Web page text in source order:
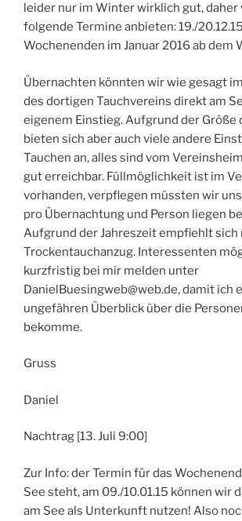
leider nur im Winter wirklich gut, daher
folgende Termine anbieten: 19./
Wochenenden im Januar 2016 ab dem
Übernachten könnten wir wie gesagt
des dortigen Tauchvereins direkt am
eigenem Einstieg. Aufgrund der Größe
bieten sich aber auch viele andere
Tauchen an, alles sind vom
gut erreichbar. Füllmöglichkeit ist im
vorhanden, verpflegen müssten wir
pro Übernachtung und Person liegen
Aufgrund der Jahreszeit empfiehlt sich
Trockentauchanzug. Interessenten
kurzfristig bei mir melden unter
DanielBuesingweb@web.de, damit ich
ungefähren Überblick über die
bekomme.
Gruss
Daniel
Nachtrag [13. Juli 9:00]
Zur Info: der Termin für das
See steht, am 09./10.01.15 können wir
am See als Unterkunft nutzen! Also